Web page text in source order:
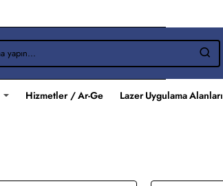
Hizmetler / Ar-Ge Lazer Uygulama Alanları